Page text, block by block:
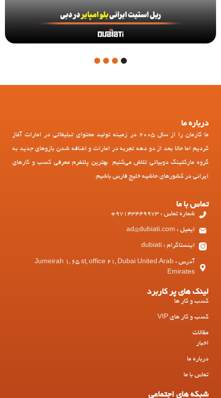
1
درباره ما
ما کارمان را از سال 2005 در زمینه تولید محتوای تبلیغاتی در امارات آغاز
کردیم اما حالا بعد از دو دهه تجربه در امارات و اضافه شدن بازوهای جدید به
گروه مارکتینگ دوبیاتی تلاش می‌کنیم بهترین پلتفرم معرفی کسب و کارهای
ایرانی در کشورهای حاشیه خلیج فارس باشیم.
تماس با ما
شماره تماس : 97143449973+
ایمیل : ad@dubiati.com
اینستاگرام : dubiati
آدرس : Jumeirah 1, 65 st, office 21, Dubai United Arab
Emirates
لینک های پر کاربرد
کسب و کار ها
کسب و کار های VIP
مقالات
اخبار
درباره ما
تماس با ما
شبکه های اجتماعی